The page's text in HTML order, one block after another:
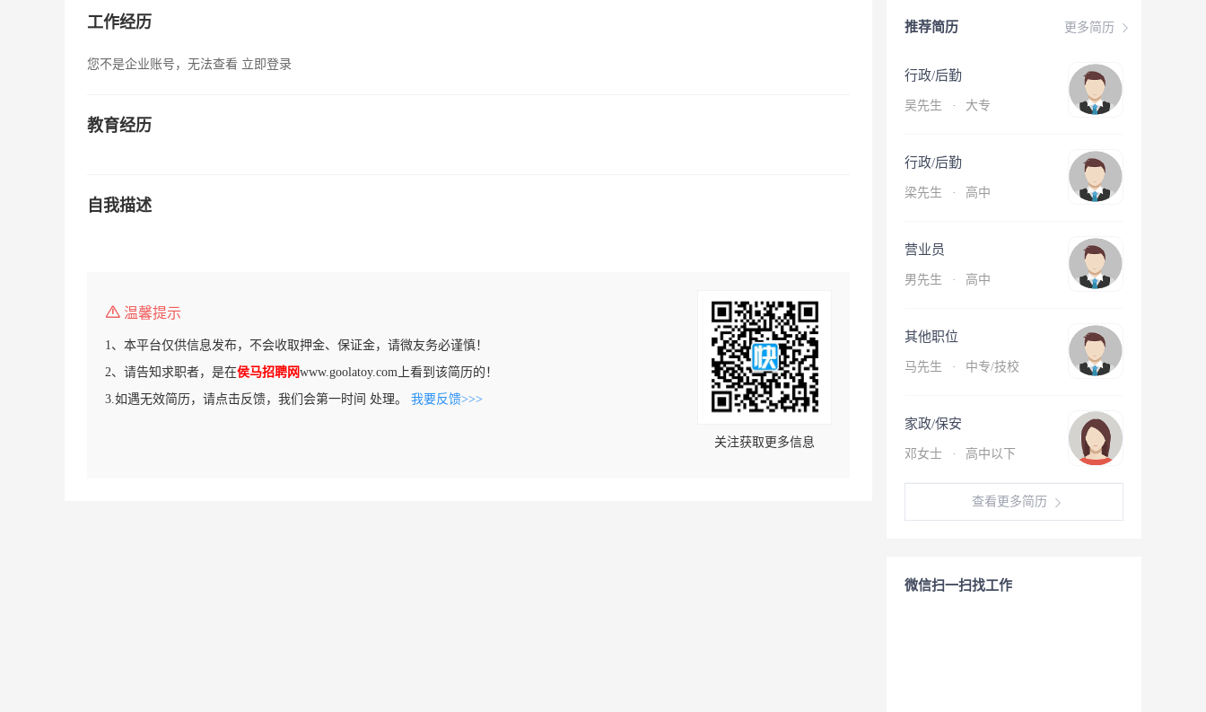
工作经历
您不是企业账号，无法查看 立即登录
教育经历
自我描述
温馨提示
1、本平台仅供信息发布，不会收取押金、保证金，请微友务必谨慎！
2、请告知求职者，是在侯马招聘网www.goolatoy.com上看到该简历的！
3.如遇无效简历，请点击反馈，我们会第一时间 处理。 我要反馈>>>
关注获取更多信息
更多简历
推荐简历
行政/后勤
吴先生 · 大专
行政/后勤
梁先生 · 高中
营业员
男先生 · 高中
其他职位
马先生 · 中专/技校
家政/保安
邓女士 · 高中以下
查看更多简历
微信扫一扫找工作